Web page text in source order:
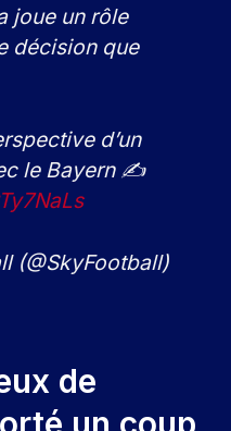
joue un rôle
décision que
d’un
le Bayern ✍️
(@SkyFootball)
de